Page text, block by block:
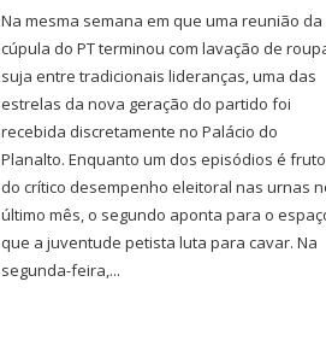
Na mesma semana em que uma reunião da
cúpula do PT terminou com lavação de
suja entre tradicionais lideranças, uma das
estrelas da nova geração do partido foi
recebida discretamente no Palácio do
Planalto. Enquanto um dos episódios é fruto
do crítico desempenho eleitoral nas urnas
último mês, o segundo aponta para o
que a juventude petista luta para cavar. Na
segunda-feira,...